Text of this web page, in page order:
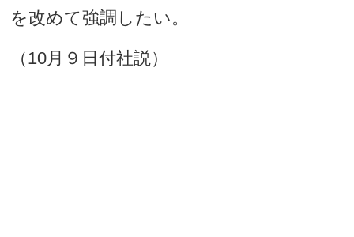
を改めて強調したい。
（10月９日付社説）